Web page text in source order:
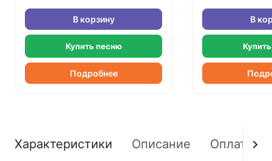
В корзину
Купить песню
Подробнее
В
Характеристики Описание Оплата